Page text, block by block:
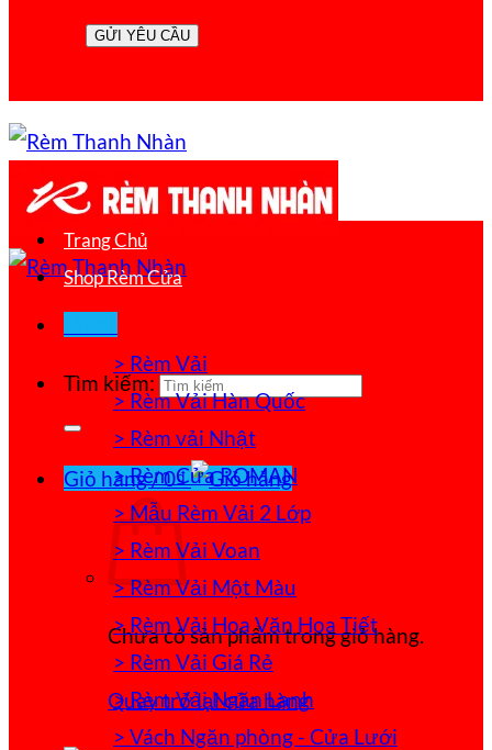
Tìm kiếm:
Giỏ hàng /0₫
Chưa có sản phẩm trong giỏ hàng.
Quay trở lại cửa hàng
Trang Chủ
Shop Rèm Cửa
> Rèm Vải
> Rèm Vải Hàn Quốc
> Rèm vải Nhật
> Rèm Cửa ROMAN
> Mẫu Rèm Vải 2 Lớp
> Rèm Vải Voan
> Rèm Vải Một Màu
> Rèm Vải Hoa Văn Họa Tiết
> Rèm Vải Giá Rẻ
> Rèm Vải Ngăn Lạnh
> Vách Ngăn phòng - Cửa Lưới